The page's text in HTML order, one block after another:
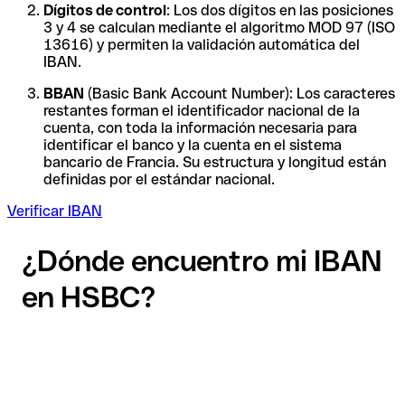
Dígitos de control: Los dos dígitos en las posiciones
3 y 4 se calculan mediante el algoritmo MOD 97 (ISO
13616) y permiten la validación automática del
IBAN.
BBAN (Basic Bank Account Number): Los caracteres
restantes forman el identificador nacional de la
cuenta, con toda la información necesaria para
identificar el banco y la cuenta en el sistema
bancario de Francia. Su estructura y longitud están
definidas por el estándar nacional.
Verificar IBAN
¿Dónde encuentro mi IBAN
en HSBC?